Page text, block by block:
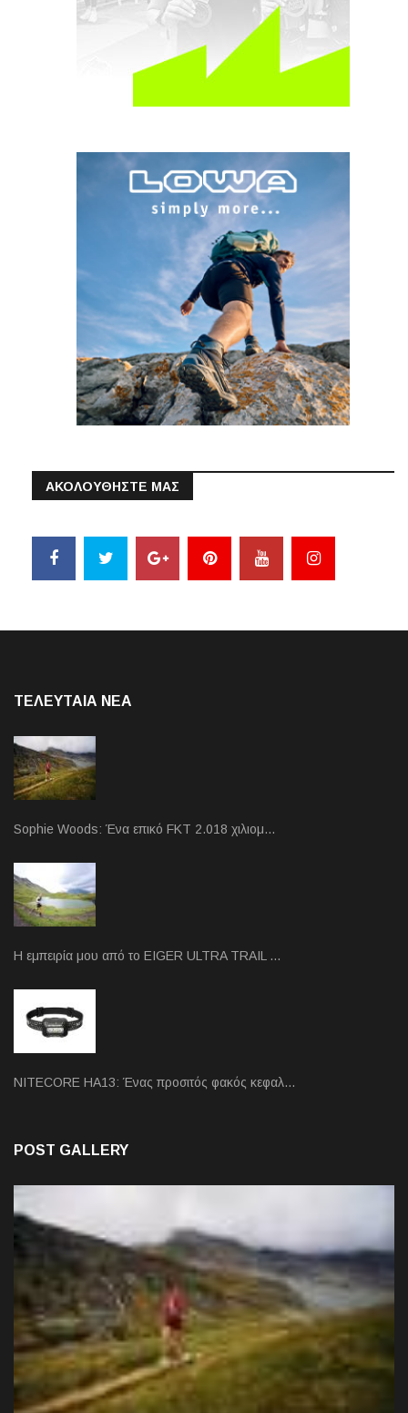
ΑΚΟΛΟΥΘΗΣΤΕ ΜΑΣ
ΤΕΛΕΥΤΑΙΑ NEA
Sophie Woods: Ένα επικό FKT 2.018 χιλιομ…
Η εμπειρία μου από το EIGER ULTRA TRAIL …
NITECORE HA13: Ένας προσιτός φακός κεφαλ…
POST GALLERY